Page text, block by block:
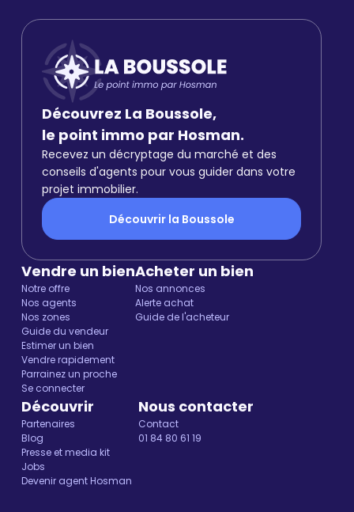
Découvrez La Boussole,
le point immo par Hosman.
Recevez un décryptage du marché et des
conseils d'agents pour vous guider dans votre
projet immobilier.
Découvrir la Boussole
Vendre un bien
Notre offre
Nos agents
Nos zones
Guide du vendeur
Estimer un bien
Vendre rapidement
Parrainez un proche
Se connecter
Acheter un bien
Nos annonces
Alerte achat
Guide de l'acheteur
Découvrir
Partenaires
Blog
Presse et media kit
Jobs
Devenir agent Hosman
Nous contacter
Contact
01 84 80 61 19